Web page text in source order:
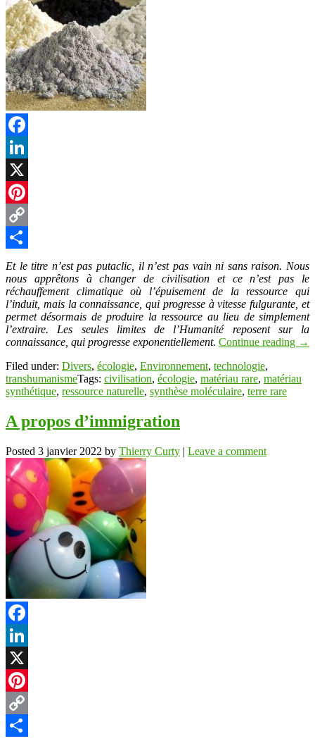
Facebook
LinkedIn
X
Pinterest
Copy
Link
Partager
Et le titre n’est pas putaclic, il n’est pas vain ni sans raison. Nous
nous apprêtons à changer de civilisation et ce n’est pas le
réchauffement climatique où l’épuisement de la ressource qui
l’induit, mais la connaissance, qui progresse à vitesse fulgurante, et
permet désormais de produire la ressource au lieu de simplement
l’extraire. Les seules limites de l’Humanité reposent sur la
connaissance, qui progresse exponentiellement. Continue reading →
Filed under: Divers, écologie, Environnement, technologie,
transhumanismeTags: civilisation, écologie, matériau rare, matériau
synthétique, ressource naturelle, synthèse moléculaire, terre rare
A propos d’immigration
Posted 3 janvier 2022 by Thierry Curty | Leave a comment
Facebook
LinkedIn
X
Pinterest
Copy